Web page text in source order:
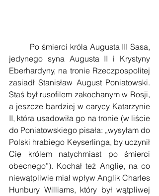
jedynego syna Augusta II i Krystyny
Eberhardyny, na tronie Rzeczpospolitej
zasiadł Stanisław August Poniatowski.
Staś był rusofilem zakochanym w Rosji,
a jeszcze bardziej w carycy Katarzynie
II, która usadowiła go na tronie (w liście
do Poniatowskiego pisała: „wysyłam do
Polski hrabiego Keyserlinga, by uczynił
Cię królem natychmiast po śmierci
obecnego”). Kochał też Anglię, na co
niewątpliwie miał wpływ Anglik Charles
Hunbury Williams, który był wątpliwej